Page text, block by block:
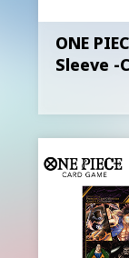
ONE
Sleeve -